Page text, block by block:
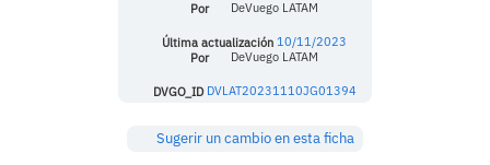
Por
DeVuego LATAM
Última actualización 10/11/2023
Por
DeVuego LATAM
DVGO_ID DVLAT20231110JG01394
Sugerir un cambio en esta ficha